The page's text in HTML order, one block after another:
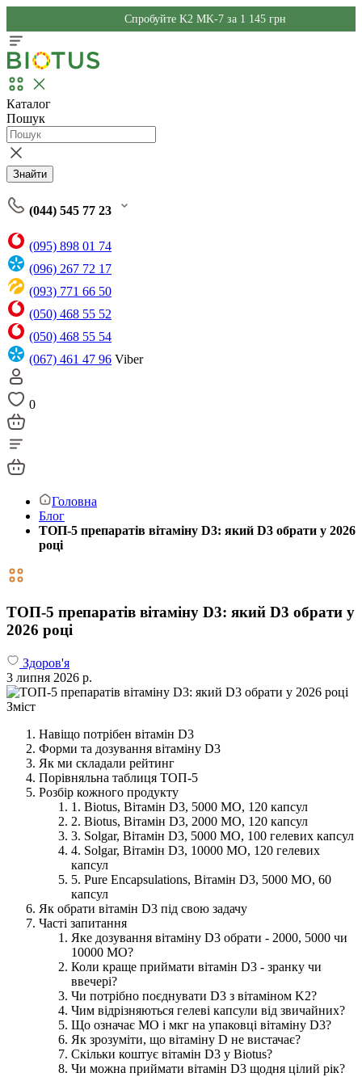
Спробуйте K2 MK-7 за 1 145 грн
Каталог
Пошук
Знайти
(044) 545 77 23
(095) 898 01 74
(096) 267 72 17
(093) 771 66 50
(050) 468 55 52
(050) 468 55 54
(067) 461 47 96 Viber
0
Головна
Блог
ТОП-5 препаратів вітаміну D3: який D3 обрати у 2026
році
ТОП-5 препаратів вітаміну D3: який D3 обрати у
2026 році
Здоров'я
3 липня 2026 р.
Зміст
Навіщо потрібен вітамін D3
Форми та дозування вітаміну D3
Як ми складали рейтинг
Порівняльна таблиця ТОП-5
Розбір кожного продукту
1. Biotus, Вітамін D3, 5000 МО, 120 капсул
2. Biotus, Вітамін D3, 2000 МО, 120 капсул
3. Solgar, Вітамін D3, 5000 МО, 100 гелевих капсул
4. Solgar, Вітамін D3, 10000 МО, 120 гелевих
капсул
5. Pure Encapsulations, Вітамін D3, 5000 МО, 60
капсул
Як обрати вітамін D3 під свою задачу
Часті запитання
Яке дозування вітаміну D3 обрати - 2000, 5000 чи
10000 МО?
Коли краще приймати вітамін D3 - зранку чи
ввечері?
Чи потрібно поєднувати D3 з вітаміном K2?
Чим відрізняються гелеві капсули від звичайних?
Що означає МО і мкг на упаковці вітаміну D3?
Як зрозуміти, що вітаміну D не вистачає?
Скільки коштує вітамін D3 у Biotus?
Чи можна приймати вітамін D3 щодня цілий рік?